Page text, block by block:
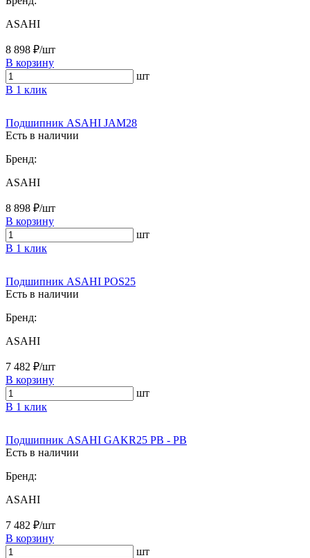
ASAHI
8 898 ₽/шт
В корзину
шт
В 1 клик
Подшипник ASAHI JAM28
Есть в наличии
Бренд:
ASAHI
8 898 ₽/шт
В корзину
шт
В 1 клик
Подшипник ASAHI POS25
Есть в наличии
Бренд:
ASAHI
7 482 ₽/шт
В корзину
шт
В 1 клик
Подшипник ASAHI GAKR25 PB - PB
Есть в наличии
Бренд:
ASAHI
7 482 ₽/шт
В корзину
шт